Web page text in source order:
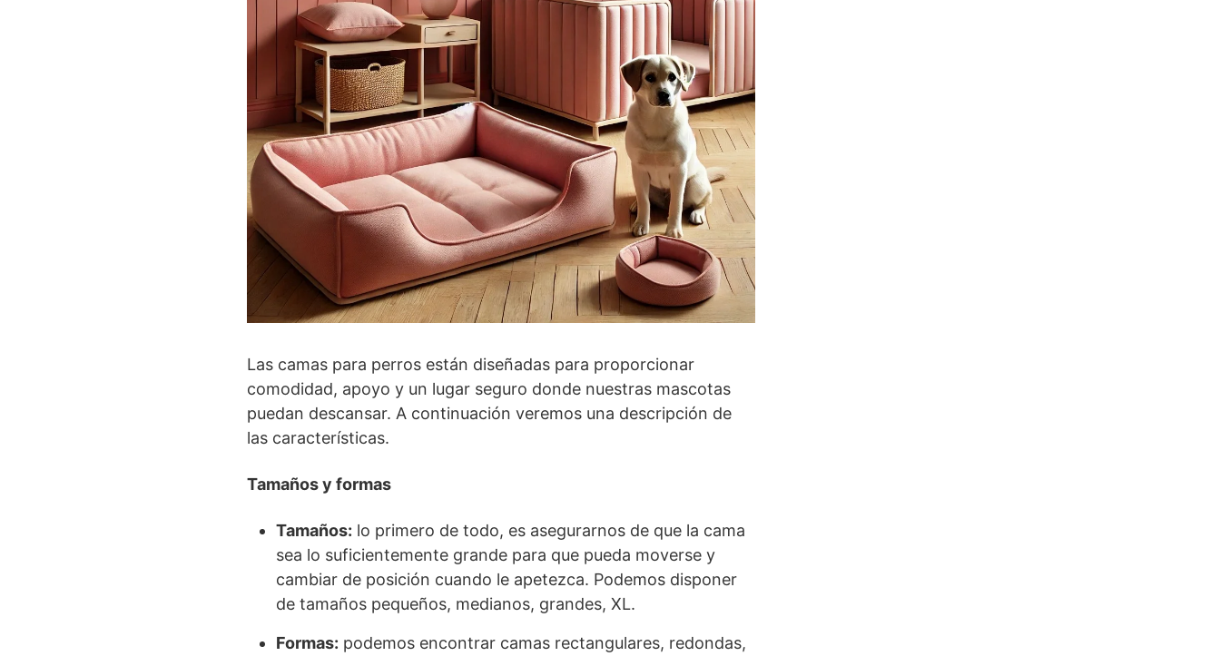
Las camas para perros están diseñadas para proporcionar
comodidad, apoyo y un lugar seguro donde nuestras mascotas
puedan descansar. A continuación veremos una descripción de
las características.
Tamaños y formas
Tamaños: lo primero de todo, es asegurarnos de que la cama
sea lo suficientemente grande para que pueda moverse y
cambiar de posición cuando le apetezca. Podemos disponer
de tamaños pequeños, medianos, grandes, XL.
Formas: podemos encontrar camas rectangulares, redondas,